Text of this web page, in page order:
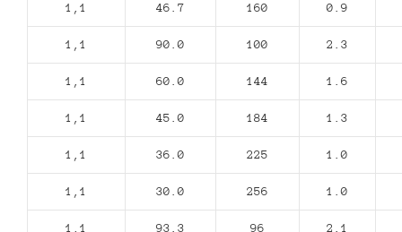
1,1 46.7 160 0.9
1,1 90.0 100 2.3
1,1 60.0 144 1.6
1,1 45.0 184 1.3
1,1 36.0 225 1.0
1,1 30.0 256 1.0
1,1 93.3 96 2.1